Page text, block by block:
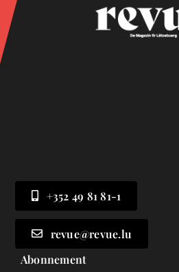
+352 49 81 81-1
revue@revue.lu
Abonnement